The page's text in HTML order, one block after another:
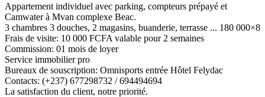
Appartement individuel avec parking, compteurs prépayé et
Camwater à Mvan complexe Beac.
3 chambres 3 douches, 2 magasins, buanderie, terrasse ... 180 000×8
Frais de visite: 10 000 FCFA valable pour 2 semaines
Commission: 01 mois de loyer
Service immobilier pro
Bureaux de souscription: Omnisports entrée Hôtel Felydac
Contacts: (+237) 677298732 / 694494694
La satisfaction du client, notre priorité.